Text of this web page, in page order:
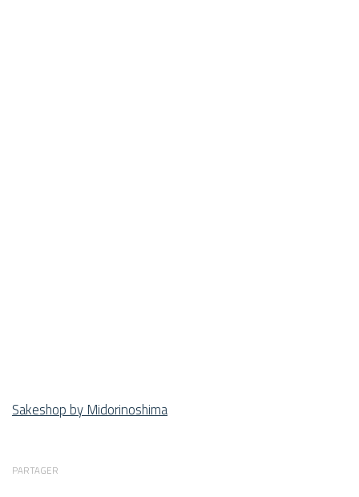
Sakeshop by Midorinoshima
PARTAGER